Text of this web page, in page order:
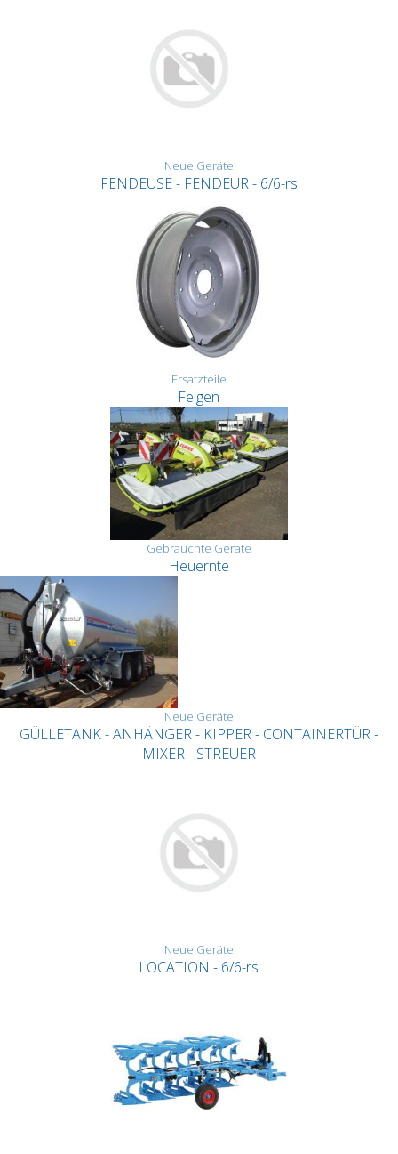
Neue Geräte
FENDEUSE - FENDEUR - 6/6-rs
Ersatzteile
Felgen
Gebrauchte Geräte
Heuernte
Neue Geräte
GÜLLETANK - ANHÄNGER - KIPPER - CONTAINERTÜR -
MIXER - STREUER
Neue Geräte
LOCATION - 6/6-rs